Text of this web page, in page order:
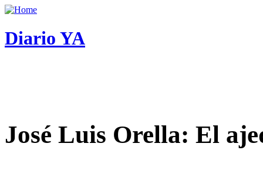
Diario YA
José Luis Orella: El